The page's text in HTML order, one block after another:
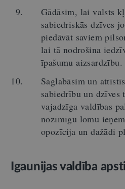
Gādāsim, lai valsts
sabiedriskās dzīves
piedāvāt saviem
lai tā nodrošina
īpašumu aizsardzību.
Saglabāsim un
sabiedrību un
vajadzīga valdības
nozīmīgu lomu
opozīcija un dažādi
Igaunijas valdība